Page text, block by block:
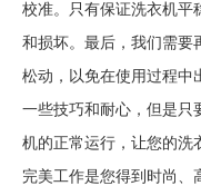
校准。只有保证洗衣机平
和损坏。最后，我们需要
松动，以免在使用过程中
一些技巧和耐心，但是只
机的正常运行，让您的洗
完美工作是您得到时尚、